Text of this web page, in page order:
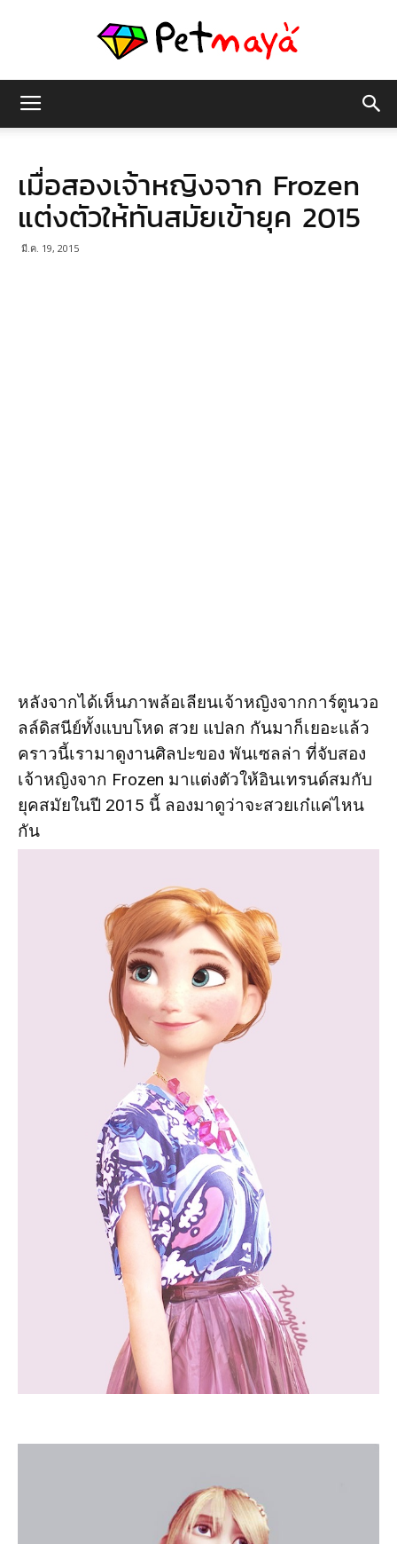
มายา
เมื่อสองเจ้าหญิงจาก Frozen
แต่งตัวให้ทันสมัยเข้ายุค 2015
มี.ค. 19, 2015
หลังจากได้เห็นภาพล้อเลียนเจ้าหญิงจากการ์ตูนวอ
ลล์ดิสนีย์ทั้งแบบโหด สวย แปลก กันมาก็เยอะแล้ว
คราวนี้เรามาดูงานศิลปะของ พันเซลล่า ที่จับสอง
เจ้าหญิงจาก Frozen มาแต่งตัวให้อินเทรนด์สมกับ
ยุคสมัยในปี 2015 นี้ ลองมาดูว่าจะสวยเก๋แค่ไหน
กัน